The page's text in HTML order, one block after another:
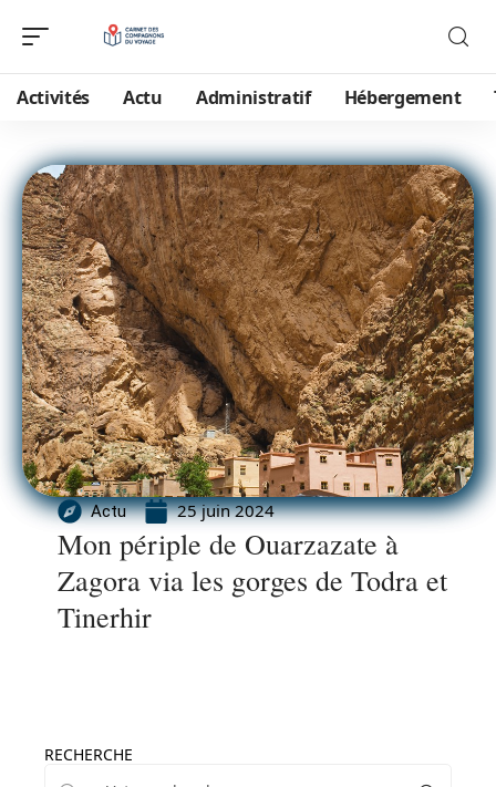
Activités Actu Administratif Hébergement
Actu 25 juin 2024
Mon périple de Ouarzazate à
Zagora via les gorges de Todra et
Tinerhir
RECHERCHE